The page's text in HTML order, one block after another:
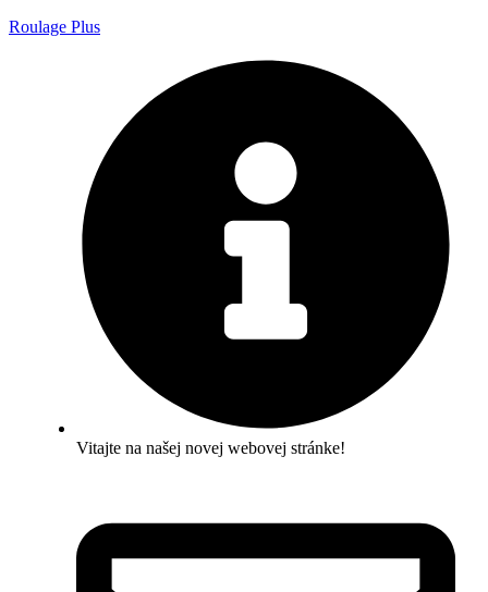
Roulage Plus
Vitajte na našej novej webovej stránke!